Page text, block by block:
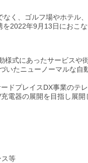
く、ゴルフ場やホテル
2022年9月13日におこ
式にあったサービスや
いたニューノーマルな自
ドプレイスDX事業のテ
電器の展開を目指し展開
ス等